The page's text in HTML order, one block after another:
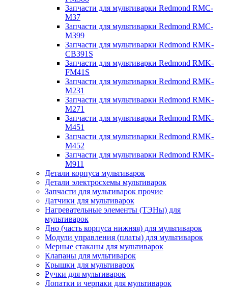
Запчасти для мультиварки Redmond RMC-
M37
Запчасти для мультиварки Redmond RMC-
M399
Запчасти для мультиварки Redmond RMK-
CB391S
Запчасти для мультиварки Redmond RMK-
FM41S
Запчасти для мультиварки Redmond RMK-
M231
Запчасти для мультиварки Redmond RMK-
M271
Запчасти для мультиварки Redmond RMK-
M451
Запчасти для мультиварки Redmond RMK-
M452
Запчасти для мультиварки Redmond RMK-
M911
Детали корпуса мультиварок
Детали электросхемы мультиварок
Запчасти для мультиварок прочие
Датчики для мультиварок
Нагревательные элементы (ТЭНы) для
мультиварок
Дно (часть корпуса нижняя) для мультиварок
Модули управления (платы) для мультиварок
Мерные стаканы для мультиварок
Клапаны для мультиварок
Крышки для мультиварок
Ручки для мультиварок
Лопатки и черпаки для мультиварок